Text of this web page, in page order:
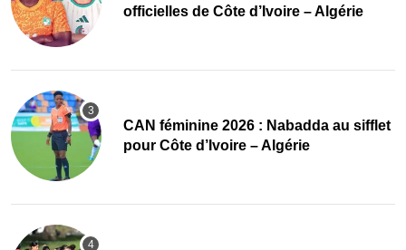
officielles de Côte d’Ivoire – Algérie
‎CAN féminine 2026 : Nabadda au sifflet
pour Côte d’Ivoire – Algérie